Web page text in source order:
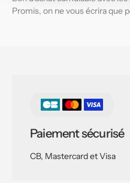
Promis, on ne vous écrira que
Paiement sécurisé
CB, Mastercard et Visa